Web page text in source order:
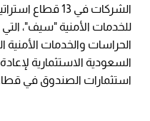
الشركات في 13
للخدمات الأمنية "سيف"،
الحراسات والخدمات الأمنية
السعودية الاستثمارية
استثمارات الصندوق في قطاع